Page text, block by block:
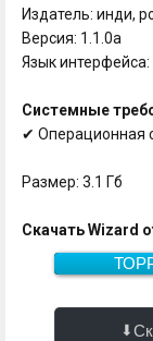
Издатель: инди,
Версия: 1.1.0a
Язык интерфейса:
Системные
✔ Операционная
Размер: 3.1 Гб
Скачать Wizard
3.1